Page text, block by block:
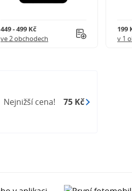
449 - 499 Kč
ve 2 obchodech
199
v 1
Nejnižší cena! 75 Kč